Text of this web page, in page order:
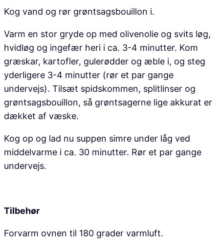
Kog vand og rør grøntsagsbouillon i.
Varm en stor gryde op med olivenolie og svits løg,
hvidløg og ingefær heri i ca. 3-4 minutter. Kom
græskar, kartofler, gulerødder og æble i, og steg
yderligere 3-4 minutter (rør et par gange
undervejs). Tilsæt spidskommen, splitlinser og
grøntsagsbouillon, så grøntsagerne lige akkurat er
dækket af væske.
Kog op og lad nu suppen simre under låg ved
middelvarme i ca. 30 minutter. Rør et par gange
undervejs.
Tilbehør
Forvarm ovnen til 180 grader varmluft.